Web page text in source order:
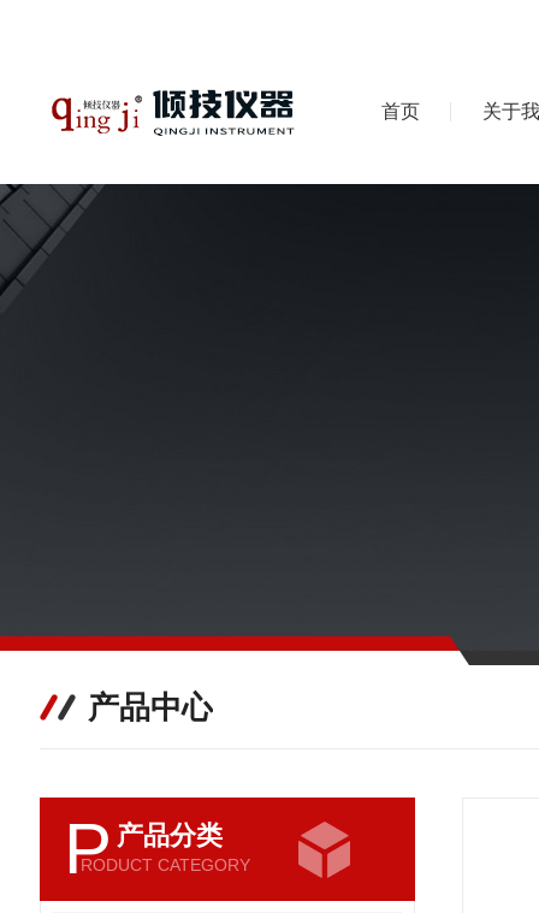
首页 关于
产品中心
P 产品分类
RODUCT CATEGORY